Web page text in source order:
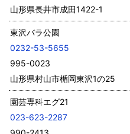
山形県長井市成田1422-1
東沢バラ公園
0232-53-5655
995-0023
山形県村山市楯岡東沢1の25
園芸専科エグ21
023-623-2287